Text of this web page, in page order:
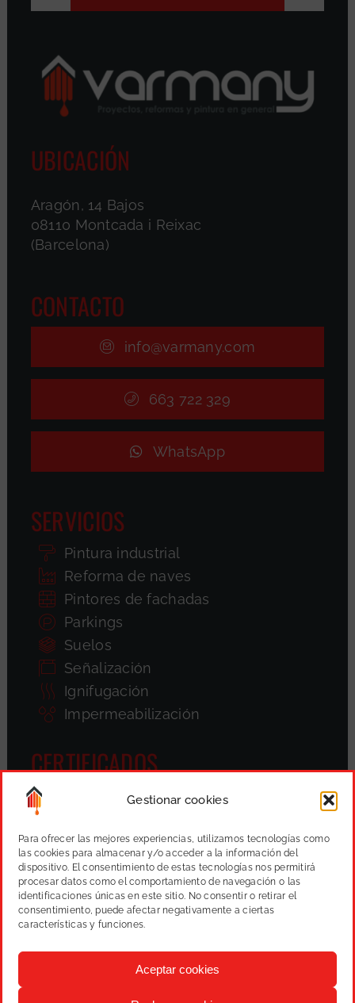
Gestionar cookies
Para ofrecer las mejores experiencias, utilizamos tecnologías como
las cookies para almacenar y/o acceder a la información del
dispositivo. El consentimiento de estas tecnologías nos permitirá
procesar datos como el comportamiento de navegación o las
identificaciones únicas en este sitio. No consentir o retirar el
consentimiento, puede afectar negativamente a ciertas
características y funciones.
Aceptar cookies
UBICACIÓN
Aragón, 14 Bajos
08110 Montcada i Reixac
(Barcelona)
CONTACTO
info@varmany.com
663 722 329
WhatsApp
SERVICIOS
Pintura industrial
Reforma de naves
Pintores de fachadas
Parkings
Suelos
Señalización
Ignifugación
Impermeabilización
CERTIFICADOS